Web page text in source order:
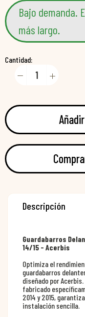
Bajo demanda.
más largo.
Cantidad:
Descripción
Guardabarros
14/15 - Acerbis
Optimiza el
guardabarros
diseñado por
fabricado
2014 y 2015,
instalación sencilla.